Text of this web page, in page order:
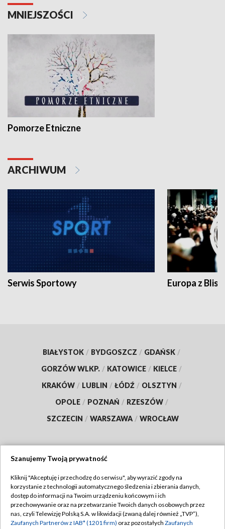
MNIEJSZOŚCI
Pomorze Etniczne
ARCHIWUM
Serwis Sportowy Europa z
BIAŁYSTOK / BYDGOSZCZ / GDAŃSK /
GORZÓW WLKP. / KATOWICE / KIELCE /
KRAKÓW / LUBLIN / ŁÓDŹ / OLSZTYN /
OPOLE / POZNAŃ / RZESZÓW /
SZCZECIN / WARSZAWA / WROCŁAW
TVP
Abonament TVP
Emisja w TVP
Regulamin TVP
Polityka prywatności
Szanujemy Twoją prywatność
Kliknij "Akceptuję i przechodzę do serwisu", aby wyrazić zgody na
korzystanie z technologii automatycznego śledzenia i zbierania danych,
dostęp do informacji na Twoim urządzeniu końcowym i ich
przechowywanie oraz na przetwarzanie Twoich danych osobowych przez
nas, czyli Telewizję Polską S.A. w likwidacji (zwaną dalej również „TVP”),
Zaufanych Partnerów z IAB* (1201 firm) oraz pozostałych Zaufanych